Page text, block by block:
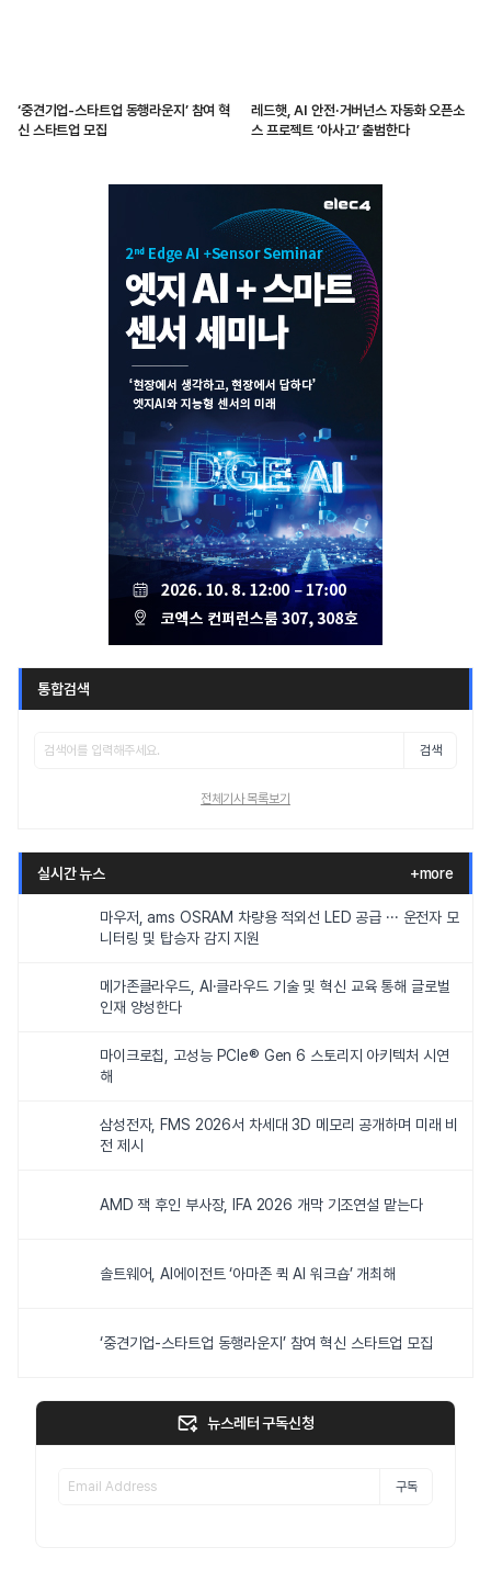
‘중견기업-스타트업 동행라운지’ 참여 혁
신 스타트업 모집
레드햇, AI 안전·거버넌스 자동화 오픈소
스 프로젝트 ‘아사고’ 출범한다
통합검색
검색
전체기사 목록보기
실시간 뉴스 +more
마우저, ams OSRAM 차량용 적외선 LED 공급 ··· 운전자 모
니터링 및 탑승자 감지 지원
메가존클라우드, AI·클라우드 기술 및 혁신 교육 통해 글로벌
인재 양성한다
마이크로칩, 고성능 PCIe® Gen 6 스토리지 아키텍처 시연
해
삼성전자, FMS 2026서 차세대 3D 메모리 공개하며 미래 비
전 제시
AMD 잭 후인 부사장, IFA 2026 개막 기조연설 맡는다
솔트웨어, AI에이전트 ‘아마존 퀵 AI 워크숍’ 개최해
‘중견기업-스타트업 동행라운지’ 참여 혁신 스타트업 모집
뉴스레터 구독신청
구독